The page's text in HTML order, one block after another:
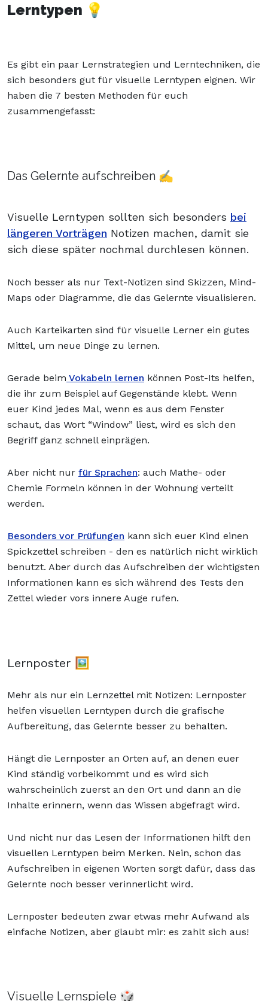
Lerntypen 💡
Es gibt ein paar Lernstrategien und Lerntechniken, die
sich besonders gut für visuelle Lerntypen eignen. Wir
haben die 7 besten Methoden für euch
zusammengefasst:
Das Gelernte aufschreiben ✍️
Visuelle Lerntypen sollten sich besonders bei
längeren Vorträgen Notizen machen, damit sie
sich diese später nochmal durchlesen können.
Noch besser als nur Text-Notizen sind Skizzen, Mind-
Maps oder Diagramme, die das Gelernte visualisieren.
Auch Karteikarten sind für visuelle Lerner ein gutes
Mittel, um neue Dinge zu lernen.
Gerade beim Vokabeln lernen können Post-Its helfen,
die ihr zum Beispiel auf Gegenstände klebt. Wenn
euer Kind jedes Mal, wenn es aus dem Fenster
schaut, das Wort “Window” liest, wird es sich den
Begriff ganz schnell einprägen.
Aber nicht nur für Sprachen: auch Mathe- oder
Chemie Formeln können in der Wohnung verteilt
werden.
Besonders vor Prüfungen kann sich euer Kind einen
Spickzettel schreiben - den es natürlich nicht wirklich
benutzt. Aber durch das Aufschreiben der wichtigsten
Informationen kann es sich während des Tests den
Zettel wieder vors innere Auge rufen.
Lernposter 🖼️
Mehr als nur ein Lernzettel mit Notizen: Lernposter
helfen visuellen Lerntypen durch die grafische
Aufbereitung, das Gelernte besser zu behalten.
Hängt die Lernposter an Orten auf, an denen euer
Kind ständig vorbeikommt und es wird sich
wahrscheinlich zuerst an den Ort und dann an die
Inhalte erinnern, wenn das Wissen abgefragt wird.
Und nicht nur das Lesen der Informationen hilft den
visuellen Lerntypen beim Merken. Nein, schon das
Aufschreiben in eigenen Worten sorgt dafür, dass das
Gelernte noch besser verinnerlicht wird.
Lernposter bedeuten zwar etwas mehr Aufwand als
einfache Notizen, aber glaubt mir: es zahlt sich aus!
Visuelle Lernspiele 🎲